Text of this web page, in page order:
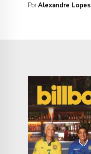
PorAlexandre Lopes